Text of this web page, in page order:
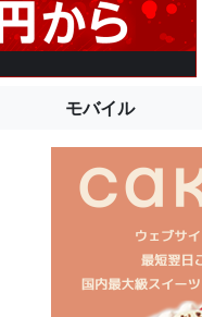
モバイル